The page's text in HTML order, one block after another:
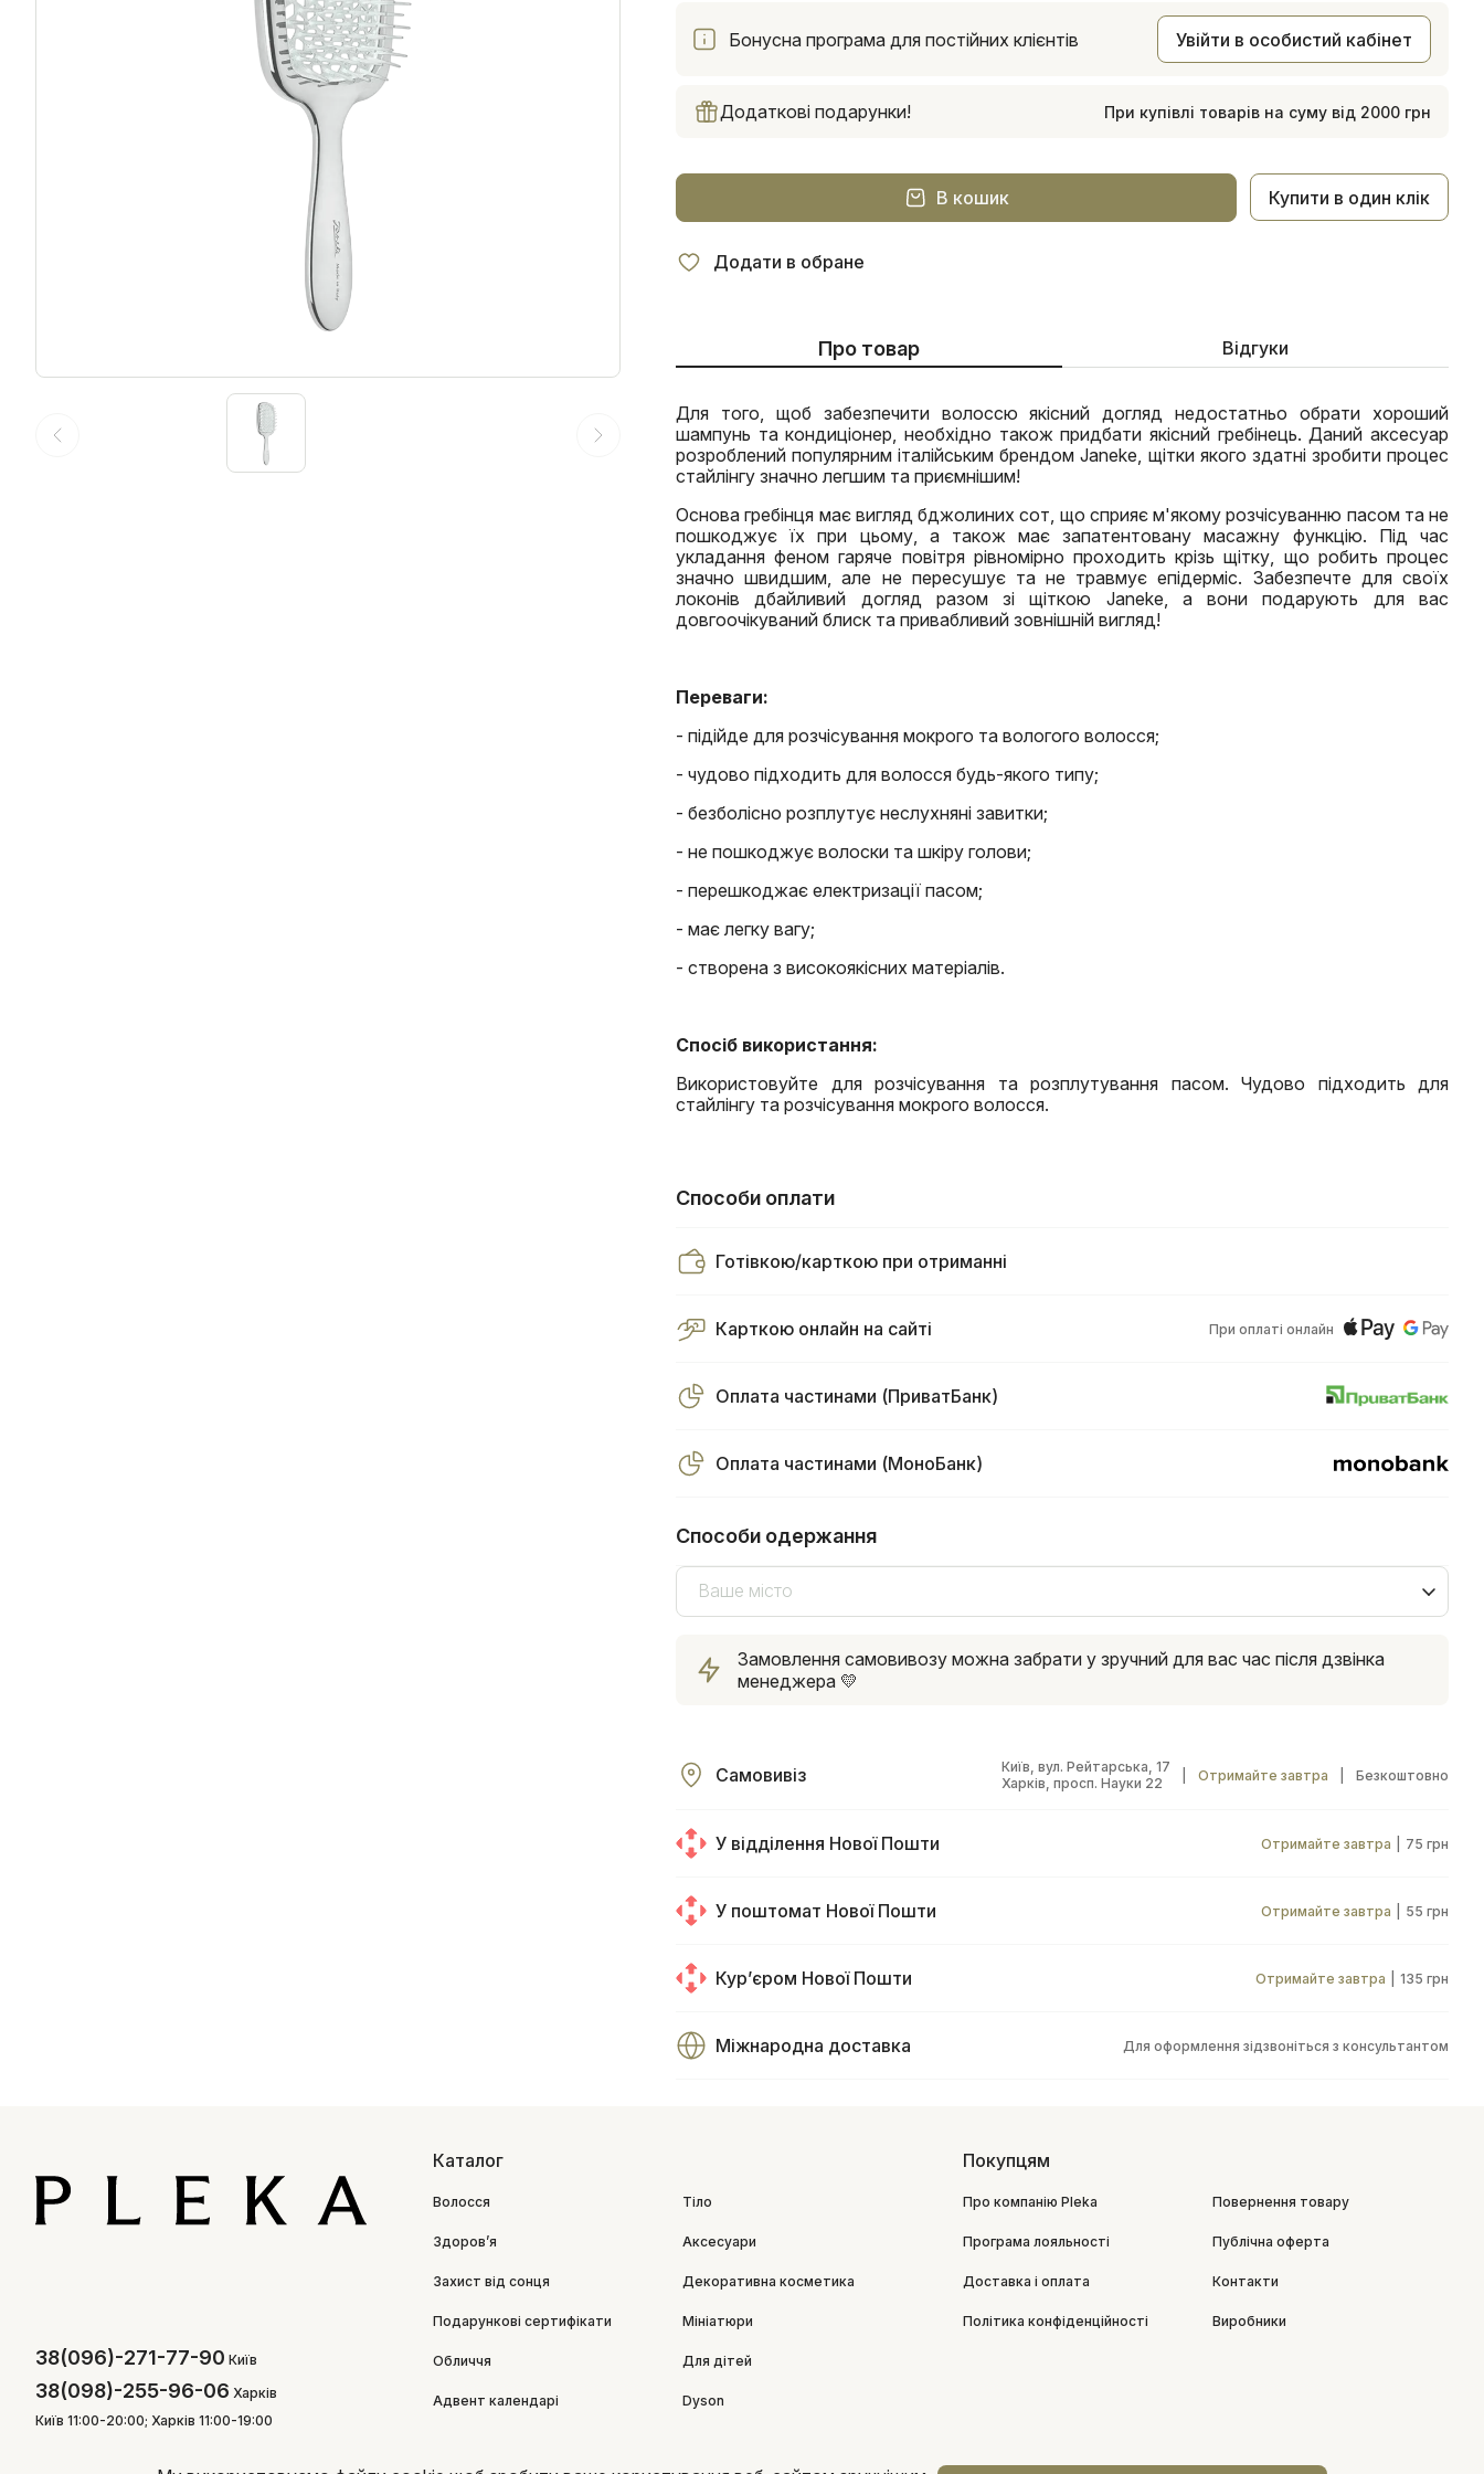
Бонусна програма для постійних клієнтів Увійти в особистий кабінет
Додаткові подарунки! При купівлі товарів на суму від 2000 грн
В кошик Купити в один клік
Додати в обране
Про товар Відгуки
Для того, щоб забезпечити волоссю якісний догляд недостатньо обрати хороший
шампунь та кондиціонер, необхідно також придбати якісний гребінець. Даний аксесуар
розроблений популярним італійським брендом Janeke, щітки якого здатні зробити процес
стайлінгу значно легшим та приємнішим!
Основа гребінця має вигляд бджолиних сот, що сприяє м'якому розчісуванню пасом та не
пошкоджує їх при цьому, а також має запатентовану масажну функцію. Під час
укладання феном гаряче повітря рівномірно проходить крізь щітку, що робить процес
значно швидшим, але не пересушує та не травмує епідерміс. Забезпечте для своїх
локонів дбайливий догляд разом зі щіткою Janeke, а вони подарують для вас
довгоочікуваний блиск та привабливий зовнішній вигляд!
Переваги:
- підійде для розчісування мокрого та вологого волосся;
- чудово підходить для волосся будь-якого типу;
- безболісно розплутує неслухняні завитки;
- не пошкоджує волоски та шкіру голови;
- перешкоджає електризації пасом;
- має легку вагу;
- створена з високоякісних матеріалів.
Спосіб використання:
Використовуйте для розчісування та розплутування пасом. Чудово підходить для
стайлінгу та розчісування мокрого волосся.
Способи оплати
Готівкою/карткою при отриманні
Карткою онлайн на сайті При оплаті онлайн
Оплата частинами (ПриватБанк)
Оплата частинами (МоноБанк)
Способи одержання
Ваше місто
Замовлення самовивозу можна забрати у зручний для вас час після дзвінка
менеджера 💛
Самовивіз
Київ, вул. Рейтарська, 17
Харків, просп. Науки 22
Отримайте завтра Безкоштовно
У відділення Нової Пошти Отримайте завтра 75 грн
У поштомат Нової Пошти Отримайте завтра 55 грн
Курʼєром Нової Пошти Отримайте завтра 135 грн
Міжнародна доставка Для оформлення зідзвоніться з консультантом
38(096)-271-77-90 Київ
38(098)-255-96-06 Харків
Київ 11:00-20:00; Харків 11:00-19:00
Каталог
Волосся Тіло
Здоровʼя Аксесуари
Захист від сонця Декоративна косметика
Подарункові сертифікати Мініатюри
Обличчя Для дітей
Адвент календарі Dyson
Покупцям
Про компанію Pleka Повернення товару
Програма лояльності Публічна оферта
Доставка і оплата Контакти
Політика конфіденційності Виробники